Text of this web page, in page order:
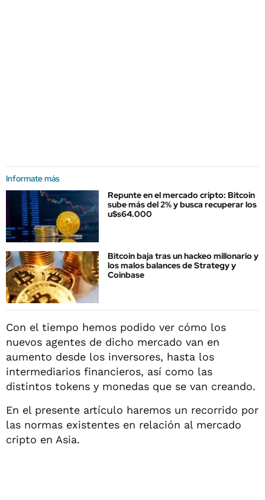
Informate más
Repunte en el mercado cripto: Bitcoin
sube más del 2% y busca recuperar los
u$s64.000
Bitcoin baja tras un hackeo millonario y
los malos balances de Strategy y
Coinbase
Con el tiempo hemos podido ver cómo los
nuevos agentes de dicho mercado van en
aumento desde los inversores, hasta los
intermediarios financieros, así como las
distintos tokens y monedas que se van creando.
En el presente artículo haremos un recorrido por
las normas existentes en relación al mercado
cripto en Asia.